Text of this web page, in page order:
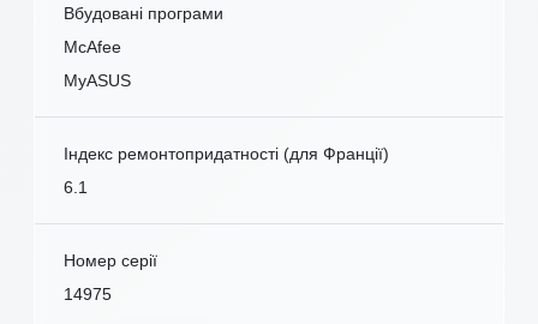
Вбудовані програми
McAfee
MyASUS
Індекс ремонтопридатності (для Франції)
6.1
Номер серії
14975